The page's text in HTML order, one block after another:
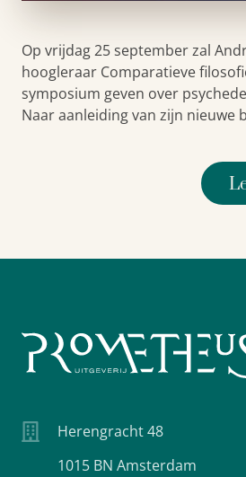
Op vrijdag 25 september zal
hoogleraar Comparatieve
symposium geven over
Naar aanleiding van zijn nieuwe
Herengracht 48
1015 BN Amsterdam